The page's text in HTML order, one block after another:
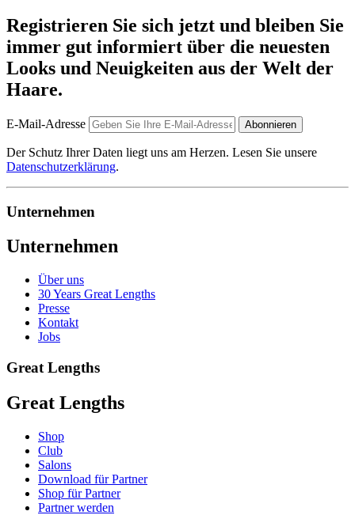
Registrieren Sie sich jetzt und bleiben Sie
immer gut informiert über die neuesten
Looks und Neuigkeiten aus der Welt der
Haare.
E-Mail-Adresse Abonnieren
Der Schutz Ihrer Daten liegt uns am Herzen. Lesen Sie unsere
Datenschutzerklärung.
Unternehmen
Unternehmen
Über uns
30 Years Great Lengths
Presse
Kontakt
Jobs
Great Lengths
Great Lengths
Shop
Club
Salons
Download für Partner
Shop für Partner
Partner werden